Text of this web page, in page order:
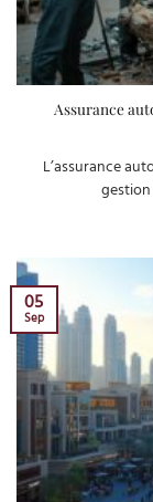
Assurance
L’assurance
gestion
05
Sep